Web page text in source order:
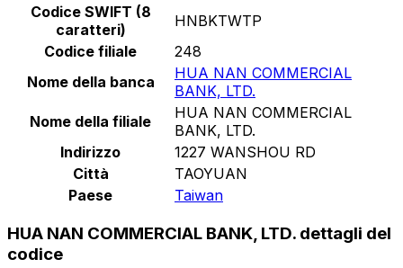
Codice SWIFT (8
caratteri)
HNBKTWTP
Codice filiale
248
Nome della banca
HUA NAN COMMERCIAL
BANK, LTD.
Nome della filiale
HUA NAN COMMERCIAL
BANK, LTD.
Indirizzo
1227 WANSHOU RD
Città
TAOYUAN
Paese
Taiwan
HUA NAN COMMERCIAL BANK, LTD. dettagli del
codice